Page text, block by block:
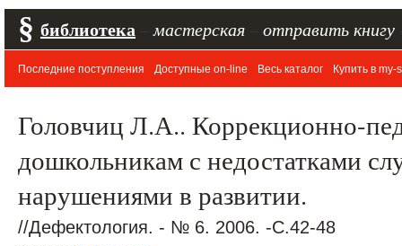
§ библиотека мастерская отправить книгу
Последние поступления Доступные on-line Весь каталог Купить в my-
Головчиц Л.А.. Коррекционно-
дошкольникам с недостатками
нарушениями в развитии.
//Дефектология. - № 6. 2006. -С.42-48